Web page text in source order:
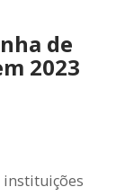
de
2023
instituições